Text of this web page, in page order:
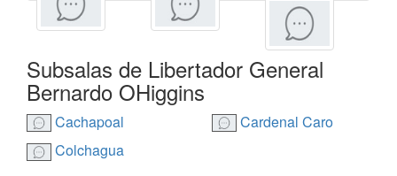
Subsalas de Libertador General
Bernardo OHiggins
Cachapoal
Cardenal Caro
Colchagua